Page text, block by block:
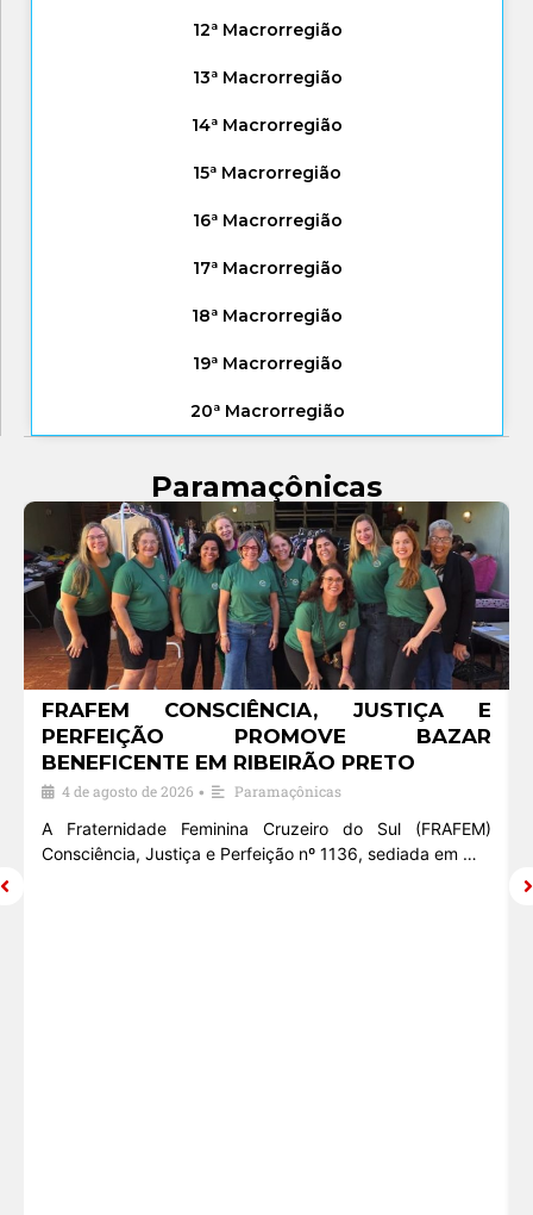
12ª Macrorregião
13ª Macrorregião
14ª Macrorregião
15ª Macrorregião
16ª Macrorregião
17ª Macrorregião
18ª Macrorregião
19ª Macrorregião
20ª Macrorregião
Paramaçônicas
FRAFEM CONSCIÊNCIA, JUSTIÇA E
PERFEIÇÃO PROMOVE BAZAR
BENEFICENTE EM RIBEIRÃO PRETO
4 de agosto de 2026 • Paramaçônicas
A Fraternidade Feminina Cruzeiro do Sul (FRAFEM)
Consciência, Justiça e Perfeição nº 1136, sediada em …